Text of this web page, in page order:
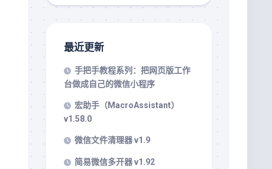
最近更新
手把手教程系列：把网页版工作
台做成自己的微信小程序
宏助手（MacroAssistant）
v1.58.0
微信文件清理器 v1.9
简易微信多开器 v1.92